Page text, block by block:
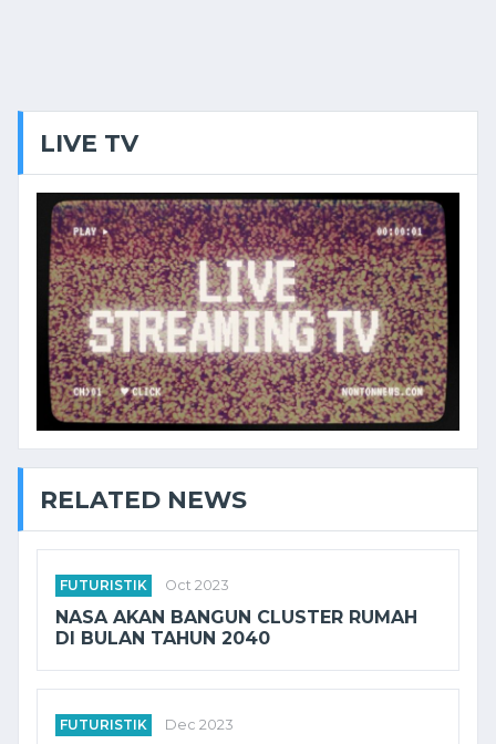
LIVE TV
RELATED NEWS
FUTURISTIK Oct 2023
NASA AKAN BANGUN CLUSTER RUMAH
DI BULAN TAHUN 2040
FUTURISTIK Dec 2023